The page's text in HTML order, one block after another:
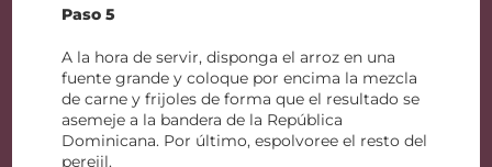
Paso 5
A la hora de servir, disponga el arroz en una
fuente grande y coloque por encima la mezcla
de carne y frijoles de forma que el resultado se
asemeje a la bandera de la República
Dominicana. Por último, espolvoree el resto del
perejil.